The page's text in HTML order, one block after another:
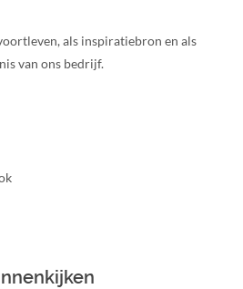
als inspiratiebron en als
van ons bedrijf.